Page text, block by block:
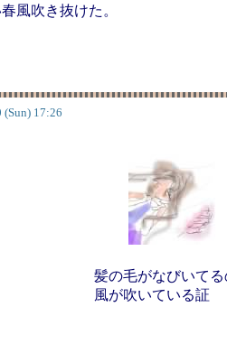
風吹き抜けた。
(Sun) 17:26
髪の毛がなびいて
風が吹いている証